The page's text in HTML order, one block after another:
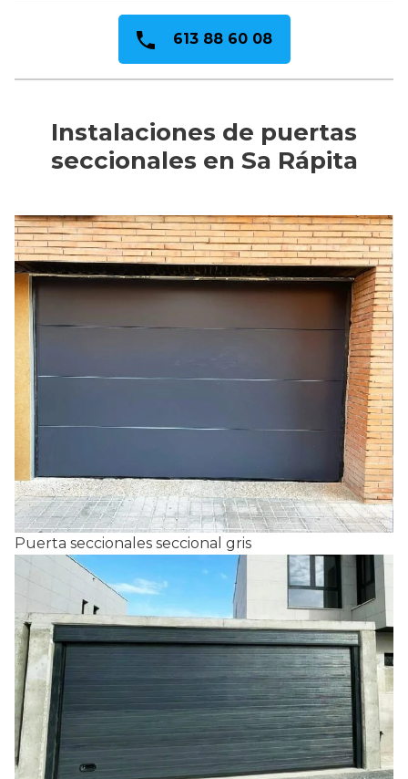
613 88 60 08
Instalaciones de puertas
seccionales en Sa Rápita
Puerta seccionales seccional gris